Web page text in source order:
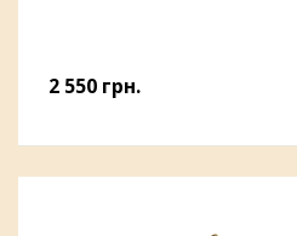
2 550 грн.